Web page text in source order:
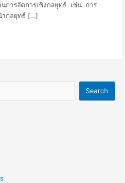
การจัดการเชิงกลยุทธ์ เช่น การ
ำกลยุทธ์ […]
Search